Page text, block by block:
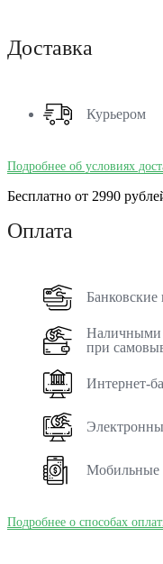
Доставка
Курьером
Подробнее об условиях
Бесплатно от 2990
Оплата
Банковские
Наличными
при
Интернет-
Мобильные
Подробнее о способах